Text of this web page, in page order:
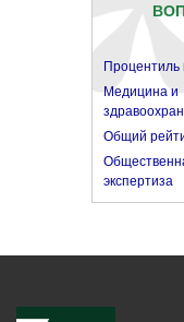
Процентиль
Медицина и
Общий
экспертиза